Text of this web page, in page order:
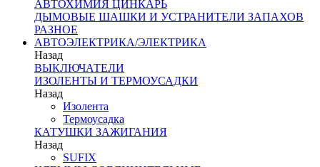
АВТОХИМИЯ ЦИНКАРЬ
ДЫМОВЫЕ ШАШКИ И УСТРАНИТЕЛИ ЗАПАХОВ
РАЗНОЕ
АВТОЭЛЕКТРИКА/ЭЛЕКТРИКА
Назад
ВЫКЛЮЧАТЕЛИ
ИЗОЛЕНТЫ И ТЕРМОУСАДКИ
Назад
Изолента
Термоусадка
КАТУШКИ ЗАЖИГАНИЯ
Назад
SUFIX